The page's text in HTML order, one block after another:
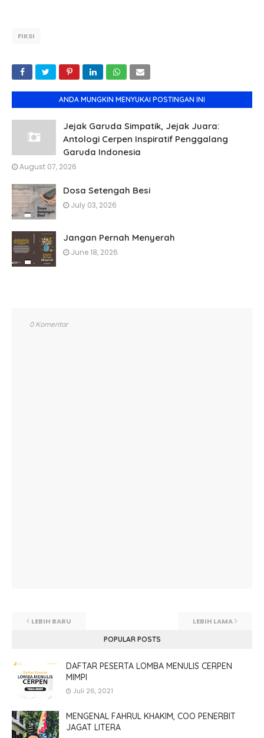
FIKSI
ANDA MUNGKIN MENYUKAI POSTINGAN INI
Jejak Garuda Simpatik, Jejak Juara:
Antologi Cerpen Inspiratif Penggalang
Garuda Indonesia
August 07, 2026
Dosa Setengah Besi
July 03, 2026
Jangan Pernah Menyerah
June 18, 2026
0 Komentar
LEBIH BARU LEBIH LAMA
POPULAR POSTS
DAFTAR PESERTA LOMBA MENULIS CERPEN
MIMPI
Juli 26, 2021
MENGENAL FAHRUL KHAKIM, COO PENERBIT
JAGAT LITERA